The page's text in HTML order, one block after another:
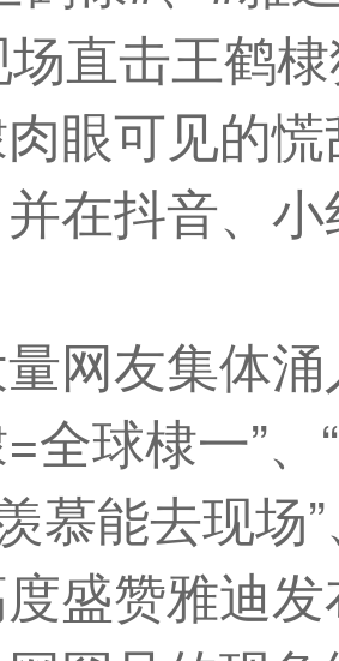
直击王鹤
眼可见的
在抖音、
网友集体
全球棣一”
慕能去现场”
盛赞雅迪